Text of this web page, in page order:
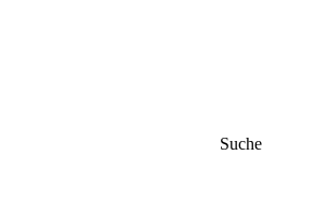
Suche